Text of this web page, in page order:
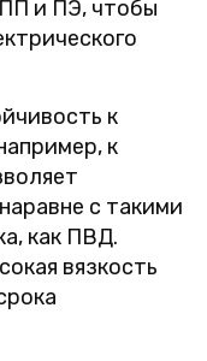
и ПЭ, чтобы
к
к
с такими
как ПВД.
вязкость